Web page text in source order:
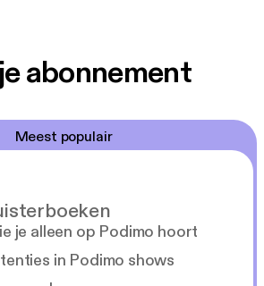
abonnement
Meest populair
je alleen op Podimo hoort
in Podimo shows